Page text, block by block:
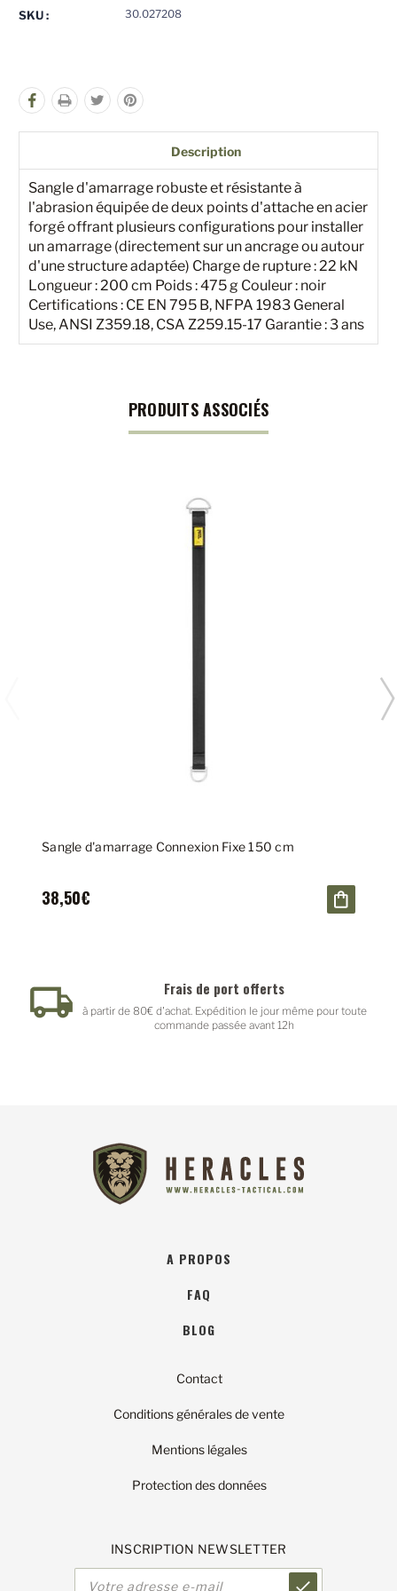
SKU : 30.027208
Description
Sangle d'amarrage robuste et résistante à
l'abrasion équipée de deux points d'attache en acier
forgé offrant plusieurs configurations pour installer
un amarrage (directement sur un ancrage ou autour
d'une structure adaptée) Charge de rupture : 22 kN
Longueur : 200 cm Poids : 475 g Couleur : noir
Certifications : CE EN 795 B, NFPA 1983 General
Use, ANSI Z359.18, CSA Z259.15-17 Garantie : 3 ans
PRODUITS ASSOCIÉS
Sangle d'amarrage Connexion Fixe 150 cm
38,50€
Frais de port offerts
à partir de 80€ d'achat. Expédition le jour même pour toute
commande passée avant 12h
A PROPOS
FAQ
BLOG
Contact
Conditions générales de vente
Mentions légales
Protection des données
INSCRIPTION NEWSLETTER